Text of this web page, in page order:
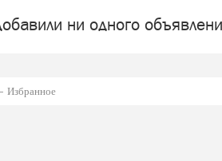
ни одного
Избранное